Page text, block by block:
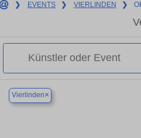
❯ EVENTS ❯ VIERLINDEN ❯
Vierlinden×